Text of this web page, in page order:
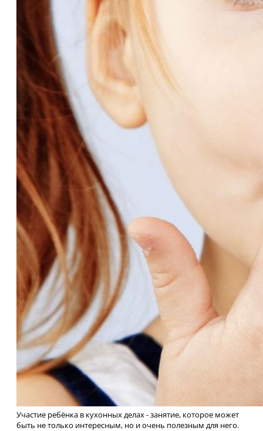
Участие ребёнка в кухонных делах - занятие, которое может
быть не только интересным, но и очень полезным для него.